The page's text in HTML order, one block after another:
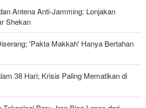
Antena Anti-Jamming: Lonjakan
Shekan
'Pakta Makkah' Hanya Bertahan
38 Hari; Krisis Paling Mematikan di